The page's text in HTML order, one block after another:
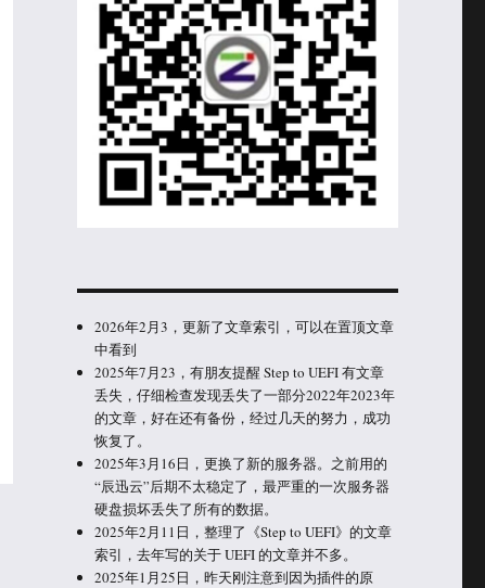
2026年2月3，更新了文章索引，可以在置顶文章
中看到
2025年7月23，有朋友提醒 Step to UEFI 有文章
丢失，仔细检查发现丢失了一部分2022年2023年
的文章，好在还有备份，经过几天的努力，成功
恢复了。
2025年3月16日，更换了新的服务器。之前用的
“辰迅云”后期不太稳定了，最严重的一次服务器
硬盘损坏丢失了所有的数据。
2025年2月11日，整理了《Step to UEFI》的文章
索引，去年写的关于 UEFI 的文章并不多。
2025年1月25日，昨天刚注意到因为插件的原